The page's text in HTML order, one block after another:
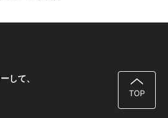
TOP
して、